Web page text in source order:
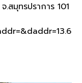
จ.สมุทรปราการ 101